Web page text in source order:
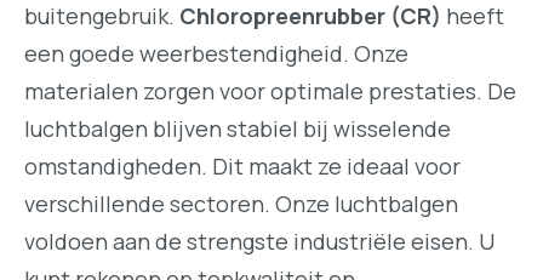
buitengebruik. Chloropreenrubber (CR) heeft
een goede weerbestendigheid. Onze
materialen zorgen voor optimale prestaties. De
luchtbalgen blijven stabiel bij wisselende
omstandigheden. Dit maakt ze ideaal voor
verschillende sectoren. Onze luchtbalgen
voldoen aan de strengste industriële eisen. U